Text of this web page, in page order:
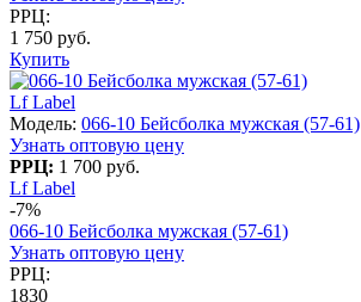
РРЦ:
1 750 руб.
Купить
Lf Label
Модель: 066-10 Бейсболка мужская (57-61)
Узнать оптовую цену
РРЦ: 1 700 руб.
Lf Label
-7%
066-10 Бейсболка мужская (57-61)
Узнать оптовую цену
РРЦ:
1830